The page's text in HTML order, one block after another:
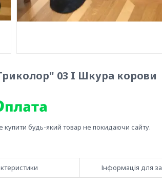
03 I Шкура корови
купити будь-який товар не покидаючи сайту.
Інформація для